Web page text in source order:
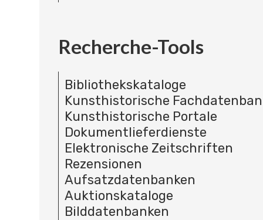
Recherche-Tools
Bibliothekskataloge
Kunsthistorische
Kunsthistorische Portale
Dokumentlieferdienste
Elektronische Zeitschriften
Rezensionen
Aufsatzdatenbanken
Auktionskataloge
Bilddatenbanken